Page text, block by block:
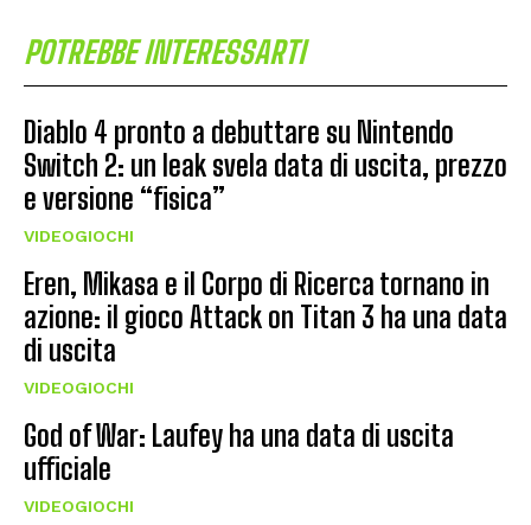
POTREBBE INTERESSARTI
Diablo 4 pronto a debuttare su Nintendo
Switch 2: un leak svela data di uscita, prezzo
e versione “fisica”
VIDEOGIOCHI
Eren, Mikasa e il Corpo di Ricerca tornano in
azione: il gioco Attack on Titan 3 ha una data
di uscita
VIDEOGIOCHI
God of War: Laufey ha una data di uscita
ufficiale
VIDEOGIOCHI